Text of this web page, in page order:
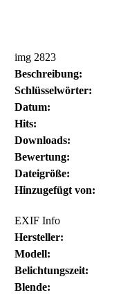
img 2823
Beschreibung:
Schlüsselwörter:
Datum:
Hits:
Downloads:
Bewertung:
Dateigröße:
Hinzugefügt von:
EXIF Info
Hersteller:
Modell:
Belichtungszeit:
Blende: